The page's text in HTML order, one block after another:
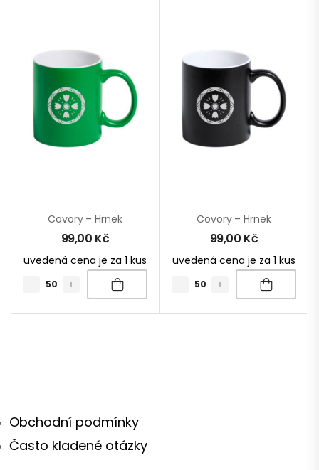
Covory – Hrnek
99,00 Kč
uvedená cena je za 1 kus
Covory – Hrnek
99,00 Kč
uvedená cena je za 1 kus
Obchodní podmínky
Často kladené otázky